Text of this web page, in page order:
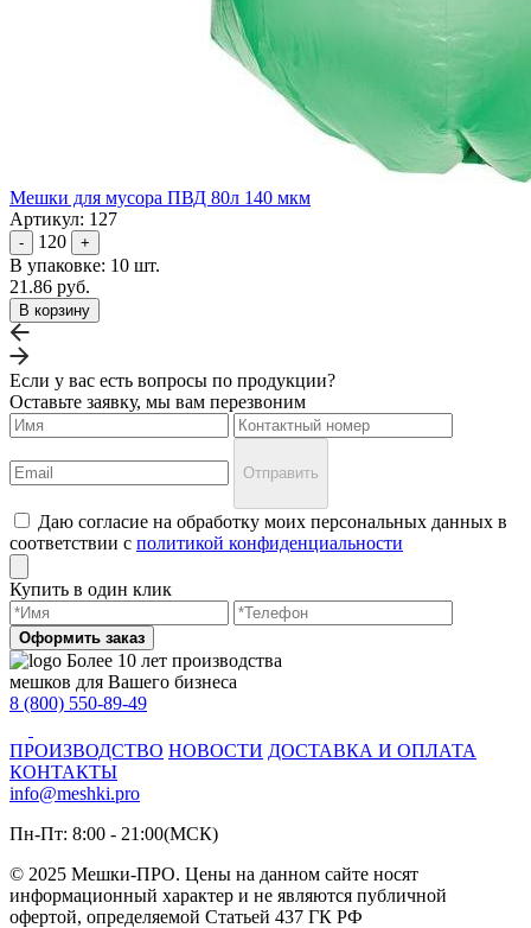
Мешки для мусора ПВД 80л 140 мкм
Артикул: 127
- 120 +
В упаковке: 10 шт.
21.86 руб.
В корзину
Если у вас есть вопросы по продукции?
Оставьте заявку, мы вам перезвоним
Отправить
Даю согласие на обработку моих персональных данных в
соответствии с политикой конфиденциальности
Купить в один клик
Оформить заказ
Более 10 лет производства
мешков для Вашего бизнеса
8 (800) 550-89-49
ПРОИЗВОДСТВО НОВОСТИ ДОСТАВКА И ОПЛАТА
КОНТАКТЫ
info@meshki.pro
Пн-Пт: 8:00 - 21:00(МСК)
© 2025 Мешки-ПРО. Цены на данном сайте носят
информационный характер и не являются публичной
офертой, определяемой Статьей 437 ГК РФ